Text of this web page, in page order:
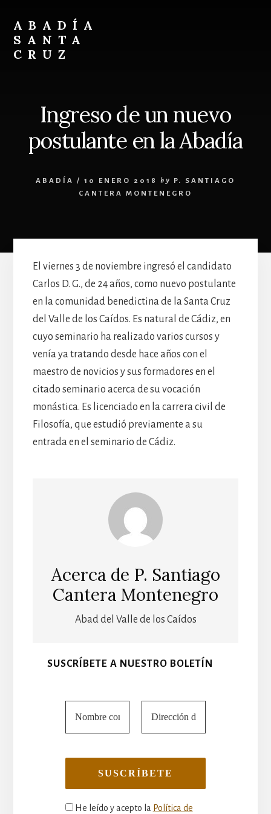
content
footer
ABADÍA
SANTA
CRUZ
Ingreso de un nuevo
postulante en la Abadía
ABADÍA / 10 ENERO 2018 by
P. SANTIAGO
CANTERA MONTENEGRO
El viernes 3 de noviembre ingresó el candidato
Carlos D. G., de 24 años, como nuevo postulante
en la comunidad benedictina de la Santa Cruz
del Valle de los Caídos. Es natural de Cádiz, en
cuyo seminario ha realizado varios cursos y
venía ya tratando desde hace años con el
maestro de novicios y sus formadores en el
citado seminario acerca de su vocación
monástica. Es licenciado en la carrera civil de
Filosofía, que estudió previamente a su
entrada en el seminario de Cádiz.
Acerca de P. Santiago
Cantera Montenegro
Abad del Valle de los Caídos
SUSCRÍBETE A NUESTRO BOLETÍN
He leído y acepto la Política de